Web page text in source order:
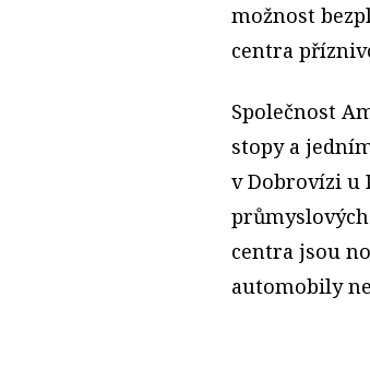
možnost
centra
Společnost
stopy a
v Dobrovízi u
centra jsou
automobily